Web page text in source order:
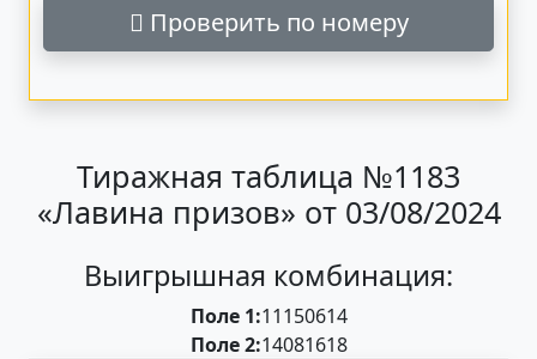
Проверить по номеру
Тиражная таблица №1183
«Лавина призов» от 03/08/2024
Выигрышная комбинация:
Поле 1:11150614
Поле 2:14081618